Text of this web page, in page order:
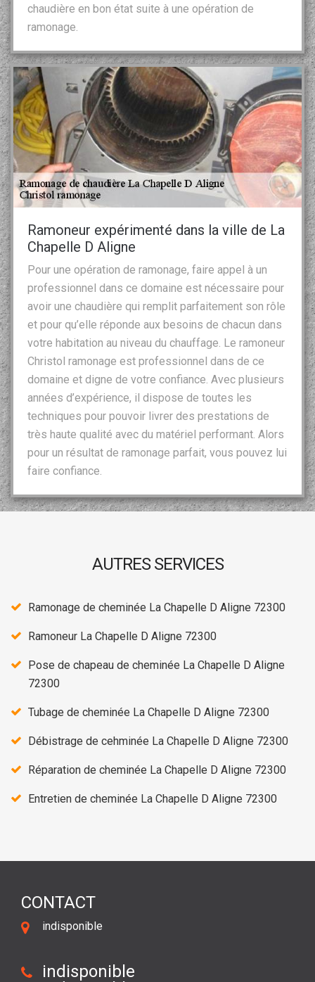
chaudière en bon état suite à une opération de
ramonage.
Ramoneur expérimenté dans la ville de La
Chapelle D Aligne
Pour une opération de ramonage, faire appel à un
professionnel dans ce domaine est nécessaire pour
avoir une chaudière qui remplit parfaitement son rôle
et pour qu’elle réponde aux besoins de chacun dans
votre habitation au niveau du chauffage. Le ramoneur
Christol ramonage est professionnel dans de ce
domaine et digne de votre confiance. Avec plusieurs
années d’expérience, il dispose de toutes les
techniques pour pouvoir livrer des prestations de
très haute qualité avec du matériel performant. Alors
pour un résultat de ramonage parfait, vous pouvez lui
faire confiance.
AUTRES SERVICES
Ramonage de cheminée La Chapelle D Aligne 72300
Ramoneur La Chapelle D Aligne 72300
Pose de chapeau de cheminée La Chapelle D Aligne
72300
Tubage de cheminée La Chapelle D Aligne 72300
Débistrage de cehminée La Chapelle D Aligne 72300
Réparation de cheminée La Chapelle D Aligne 72300
Entretien de cheminée La Chapelle D Aligne 72300
CONTACT
indisponible
indisponible